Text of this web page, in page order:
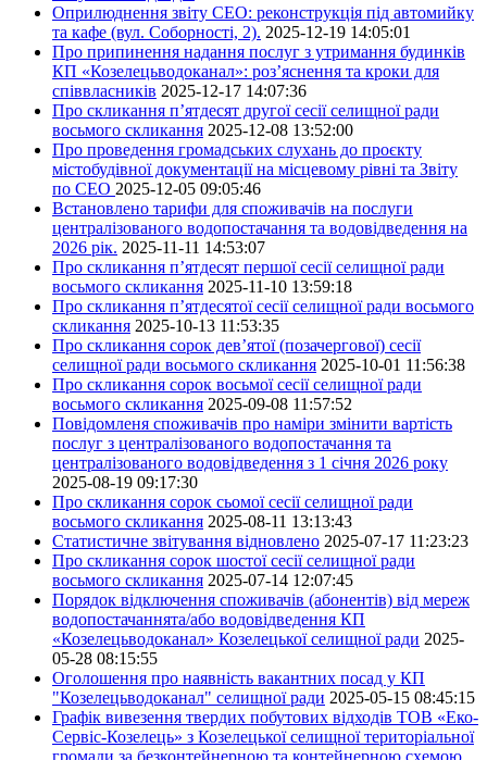
Оприлюднення звіту СЕО: реконструкція під автомийку
та кафе (вул. Соборності, 2). 2025-12-19 14:05:01
Про припинення надання послуг з утримання будинків
КП «Козелецьводоканал»: роз’яснення та кроки для
співвласників 2025-12-17 14:07:36
Про скликання п’ятдесят другої сесії селищної ради
восьмого скликання 2025-12-08 13:52:00
Про проведення громадських слухань до проєкту
містобудівної документації на місцевому рівні та Звіту
по СЕО 2025-12-05 09:05:46
Встановлено тарифи для споживачів на послуги
централізованого водопостачання та водовідведення на
2026 рік. 2025-11-11 14:53:07
Про скликання п’ятдесят першої сесії селищної ради
восьмого скликання 2025-11-10 13:59:18
Про скликання п’ятдесятої сесії селищної ради восьмого
скликання 2025-10-13 11:53:35
Про скликання сорок дев’ятої (позачергової) сесії
селищної ради восьмого скликання 2025-10-01 11:56:38
Про скликання сорок восьмої сесії селищної ради
восьмого скликання 2025-09-08 11:57:52
Повідомленя споживачів про наміри змінити вартість
послуг з централізованого водопостачання та
централізованого водовідведення з 1 січня 2026 року
2025-08-19 09:17:30
Про скликання сорок сьомої сесії селищної ради
восьмого скликання 2025-08-11 13:13:43
Статистичне звітування відновлено 2025-07-17 11:23:23
Про скликання сорок шостої сесії селищної ради
восьмого скликання 2025-07-14 12:07:45
Порядок відключення споживачів (абонентів) від мереж
водопостачаннята/або водовідведення КП
«Козелецьводоканал» Козелецької селищної ради 2025-
05-28 08:15:55
Оголошення про наявність вакантних посад у КП
"Козелецьводоканал" селищної ради 2025-05-15 08:45:15
Графік вивезення твердих побутових відходів ТОВ «Еко-
Сервіс-Козелець» з Козелецької селищної територіальної
громади за безконтейнерною та контейнерною схемою